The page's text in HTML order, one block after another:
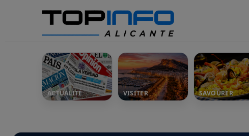
ACTUALITÉ VISITER SAVOURER